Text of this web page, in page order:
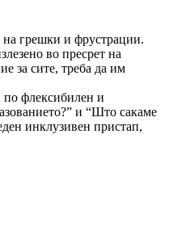
на грешки и фрустрации.
во пресрет на
за сите, треба да им
по флексибилен и
и “Што сакаме
инклузивен пристап,